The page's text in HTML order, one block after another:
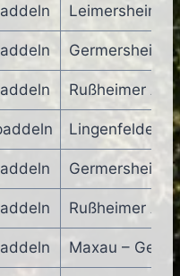
Leimersheim –
Germersheim
Rußheimer
Lingenfelder
Germersheim
Rußheimer
Maxau –